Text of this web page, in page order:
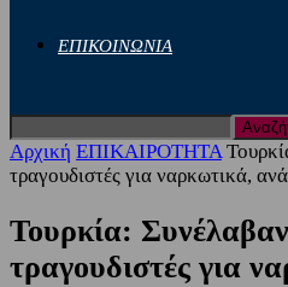
ΕΠΙΚΟΙΝΩΝΙΑ
Αρχική ΕΠΙΚΑΙΡΟΤΗΤΑ
τραγουδιστές για ναρκωτικά,
Τουρκία:
τραγουδιστές για